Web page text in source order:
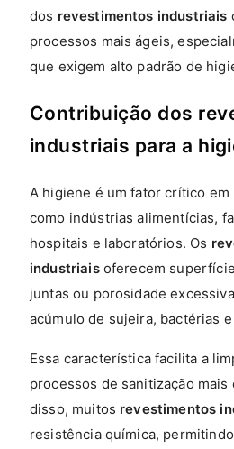
dos revestimentos industriais
processos mais ágeis,
que exigem alto padrão de
Contribuição dos
industriais para a
A higiene é um fator crítico
como indústrias alimentícias,
hospitais e laboratórios. Os
industriaisoferecem
juntas ou porosidade
acúmulo de sujeira, bactérias
Essa característica facilita a
processos de sanitização
disso, muitos revestimentos
resistência química,